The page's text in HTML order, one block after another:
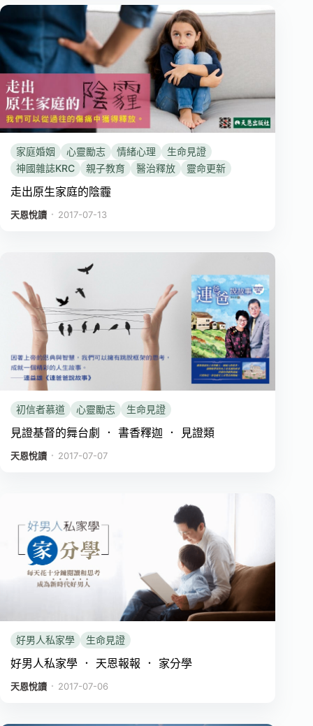
家庭婚姻 心靈勵志 情緒心理
生命見證
神國雜誌KRC
親子教育 醫治釋放 靈命更新
走出原生家庭的陰霾
天恩悅讀 ． 2017-07-13
初信者慕道 心靈勵志 生命見證
見證基督的舞台劇 ． 書香釋迦 ． 見證類
天恩悅讀 ． 2017-07-07
好男人私家學 生命見證
好男人私家學 ． 天恩報報 ． 家分學
天恩悅讀 ． 2017-07-06